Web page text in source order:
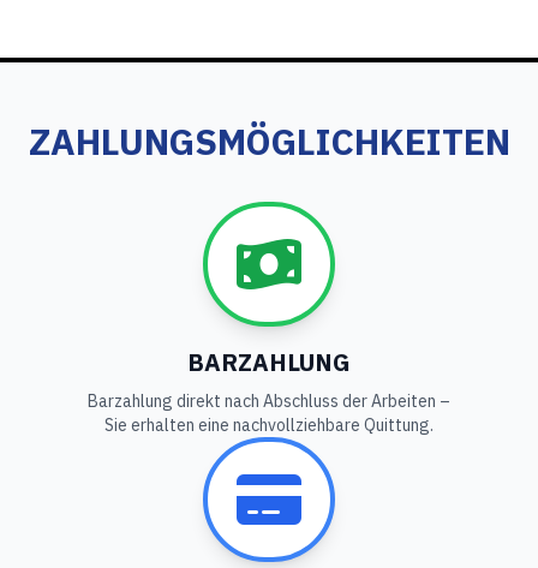
ZAHLUNGSMÖGLICHKEITEN
BARZAHLUNG
Barzahlung direkt nach Abschluss der Arbeiten –
Sie erhalten eine nachvollziehbare Quittung.